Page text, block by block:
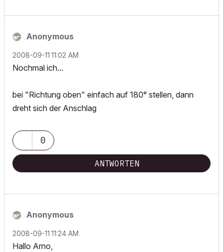
Anonymous
‎2008-09-11 11:02 AM
Nochmal ich...
bei "Richtung oben" einfach auf 180° stellen, dann
dreht sich der Anschlag
0
ANTWORTEN
Anonymous
‎2008-09-11 11:24 AM
Hallo Arno,